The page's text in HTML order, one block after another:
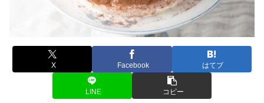
X Facebook はてブ
LINE コピー